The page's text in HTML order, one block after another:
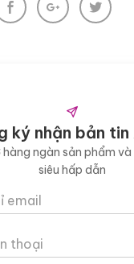
ký nhận bản tin
ngàn sản phẩm
siêu hấp dẫn